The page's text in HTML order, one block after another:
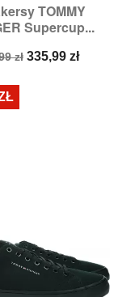
TOMMY
Supercup...
zł Cena
335,99 zł